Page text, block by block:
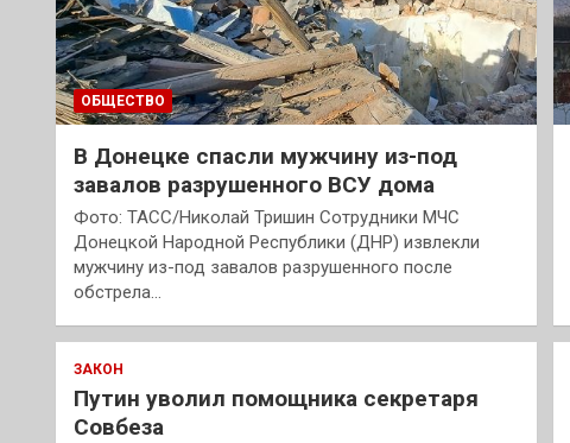
ОБЩЕСТВО
В Донецке спасли мужчину из-под
завалов разрушенного ВСУ дома
Фото: ТАСС/Николай Тришин Сотрудники МЧС
Донецкой Народной Республики (ДНР) извлекли
мужчину из-под завалов разрушенного после
обстрела…
ЗАКОН
Путин уволил помощника секретаря
Совбеза